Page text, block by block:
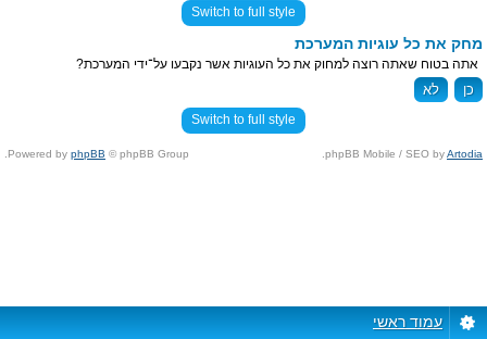
Switch to full style
מחק את כל עוגיות המערכת
אתה בטוח שאתה רוצה למחוק את כל העוגיות אשר נקבעו על־ידי המערכת?
Switch to full style
Powered by phpBB © phpBB Group. phpBB Mobile / SEO byArtodia
.
עמוד ראשי